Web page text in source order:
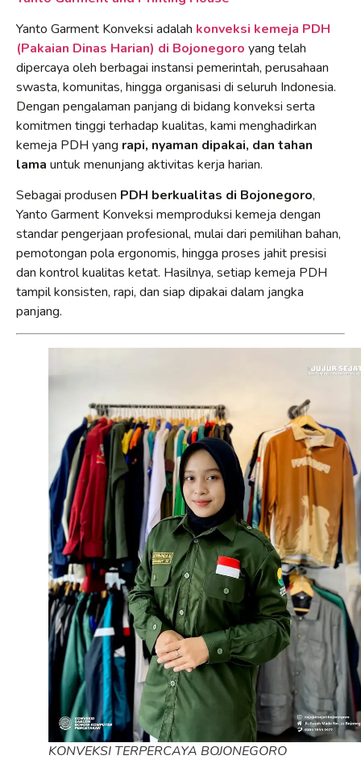
Yanto Garment Konveksi adalah konveksi kemeja PDH
(Pakaian Dinas Harian) di Bojonegoro yang telah
dipercaya oleh berbagai instansi pemerintah, perusahaan
swasta, komunitas, hingga organisasi di seluruh Indonesia.
Dengan pengalaman panjang di bidang konveksi serta
komitmen tinggi terhadap kualitas, kami menghadirkan
kemeja PDH yang rapi, nyaman dipakai, dan tahan
lama untuk menunjang aktivitas kerja harian.
Sebagai produsen PDH berkualitas di Bojonegoro,
Yanto Garment Konveksi memproduksi kemeja dengan
standar pengerjaan profesional, mulai dari pemilihan bahan,
pemotongan pola ergonomis, hingga proses jahit presisi
dan kontrol kualitas ketat. Hasilnya, setiap kemeja PDH
tampil konsisten, rapi, dan siap dipakai dalam jangka
panjang.
KONVEKSI TERPERCAYA BOJONEGORO